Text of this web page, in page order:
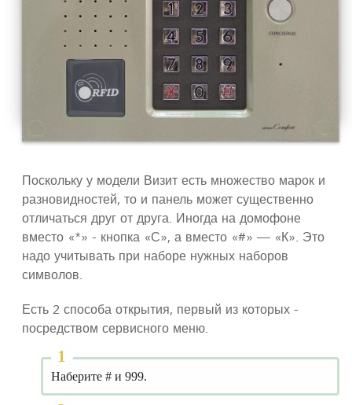
Поскольку у модели Визит есть множество марок и
разновидностей, то и панель может существенно
отличаться друг от друга. Иногда на домофоне
вместо «*» - кнопка «С», а вместо «#» — «К». Это
надо учитывать при наборе нужных наборов
символов.
Есть 2 способа открытия, первый из которых -
посредством сервисного меню.
Наберите # и 999.